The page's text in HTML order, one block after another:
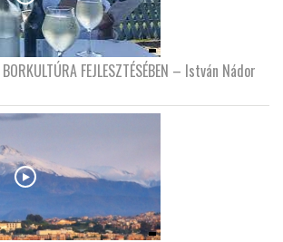
FEJLESZTÉSÉBEN – István Nádor